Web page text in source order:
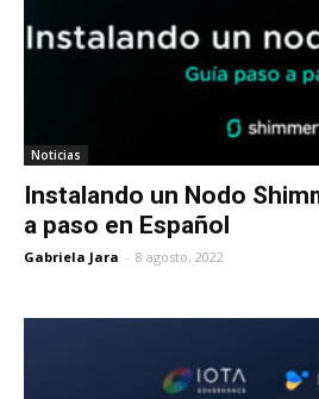
Noticias
Instalando un Nodo
a paso en Español
Gabriela Jara - 8 agosto, 2022